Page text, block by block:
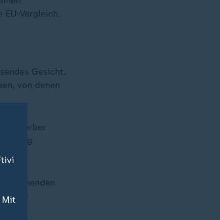
EU-Vergleich.
Gesicht.
von denen
Antrag
Euro
Mit